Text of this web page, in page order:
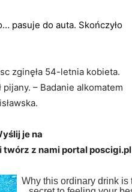
pasuje do auta. Skończyło
zginęła 54-letnia kobieta.
– Badanie alkomatem
je na
z nami portal poscigi.pl